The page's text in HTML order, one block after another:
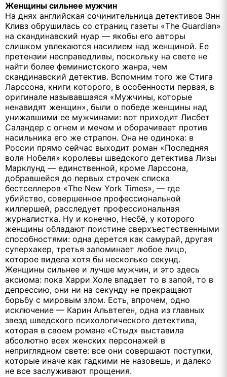
Женщины сильнее мужчин
На днях английская сочинительница детективов Энн
Кливз обрушилась со страниц газеты «The Guardian»
на скандинавский нуар — якобы его авторы
слишком увлекаются насилием над женщиной. Ее
претензии несправедливы, поскольку на свете не
найти более феминистского жанра, чем
скандинавский детектив. Вспомним того же Стига
Ларссона, книги которого, в особенности первая, в
оригинале называвшаяся «Мужчины, которые
ненавидят женщин», были о победе женщины над
унижавшими ее мужчинами: вот приходит Лисбет
Саландер с огнем и мечом и оборачивает против
насильника его же страпон. Она не одинока: в
России прямо сейчас выходит роман «Последняя
воля Нобеля» королевы шведского детектива Лизы
Марклунд — единственной, кроме Ларссона,
добравшейся до первых строчек списка
бестселлеров «The New York Times», — где
убийство, совершенное профессиональной
киллершей, расследует профессиональная
журналистка. Ну и конечно, Несбё, у которого
женщины обладают поистине сверхъестественными
способностями: одна дерется как самурай, другая
суперхакер, третья запоминает любое лицо,
которое видела хотя бы несколько секунд.
Женщины сильнее и лучше мужчин, и это здесь
аксиома: пока Харри Холе впадает то в запой, то в
депрессию, они ни на секунду не прекращают
борьбу с мировым злом. Есть, впрочем, одно
исключение — Карин Альвтеген, одна из главных
звезд шведского психологического детектива,
которая в своем романе «Стыд» выставила
абсолютно всех женских персонажей в
неприглядном свете: все они совершают поступки,
которые иначе как гадкими не назовешь, и далеко
не все заслуживают прощения.